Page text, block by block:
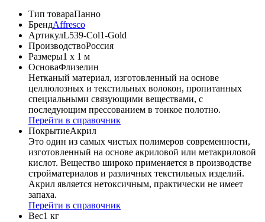
Тип товараПанно
БрендAffresco
АртикулL539-Col1-Gold
ПроизводствоРоссия
Размеры1 x 1 м
ОсноваФлизелин
Нетканый материал, изготовленный на основе
целлюлозных и текстильных волокон, пропитанных
специальными связующими веществами, с
последующим прессованием в тонкое полотно.
Перейти в справочник
ПокрытиеАкрил
Это один из самых чистых полимеров современности,
изготовленный на основе акриловой или метакриловой
кислот. Вещество широко применяется в производстве
стройматериалов и различных текстильных изделий.
Акрил является нетоксичным, практически не имеет
запаха.
Перейти в справочник
Вес1 кг